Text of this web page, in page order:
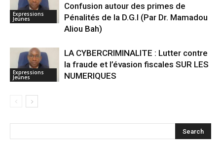
Expressions
Jeunes
Confusion autour des primes de
Pénalités de la D.G.I (Par Dr. Mamadou
Aliou Bah)
Expressions
Jeunes
LA CYBERCRIMINALITE : Lutter contre
la fraude et l’évasion fiscales SUR LES
NUMERIQUES